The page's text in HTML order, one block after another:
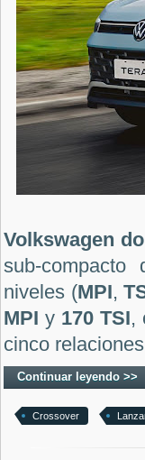
Volkswagen
sub-
niveles (MPI,
MPI y170 TSI,
cinco
Continuar leyendo >>
Crossover